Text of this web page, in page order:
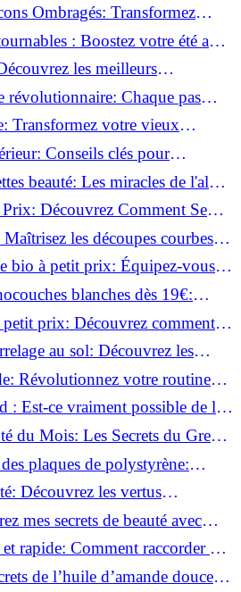
Ombragés: Transformez
Verte!: Boostez votre été avec
les meilleurs
révolutionnaire: Chaque pas
santé!
Transformez votre vieux
en un clin d'œil!
Conseils clés pour
votre éclairage!
beauté: Les miracles de l'aloe
Découvrez Comment Se
Moins de 35€!les découpes courbes
bio à petit prix: Équipez-vous
blanches dès 19€:
offres!
prix: Découvrez comment
de 50€!au sol: Découvrez les
Révolutionnez votre routine
: Est-ce vraiment possible de les
du Mois: Les Secrets du Green
plaques de polystyrène:
plafond sans effort !
Découvrez les vertus
l'huile de coco!
mes secrets de beauté avec
rapide: Comment raccorder un
de l’huile d’amande douce :